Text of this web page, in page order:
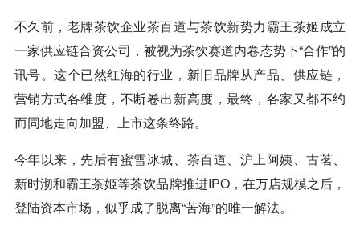
不久前，老牌茶饮企业茶百道与茶饮新势力霸王茶姬成立
一家供应链合资公司，被视为茶饮赛道内卷态势下“合作”的
讯号。这个已然红海的行业，新旧品牌从产品、供应链，
营销方式各维度，不断卷出新高度，最终，各家又都不约
而同地走向加盟、上市这条终路。
今年以来，先后有蜜雪冰城、 茶百道、沪上阿姨、古茗、
新时沏和霸王茶姬等茶饮品牌推进IPO，在万店规模之后，
登陆资本市场，似乎成了脱离“苦海”的唯一解法。